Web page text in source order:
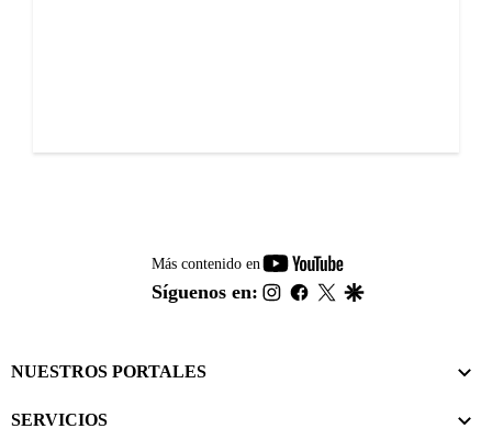
Más contenido en
youtube-
footer
Síguenos en: instagram
facebook
twitter
NUESTROS PORTALES
SERVICIOS